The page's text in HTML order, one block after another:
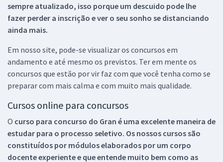
sempre atualizado, isso porque um descuido pode lhe
fazer perder a inscrição e ver o seu sonho se distanciando
ainda mais.
Em nosso site, pode-se visualizar os concursos em
andamento e até mesmo os previstos. Ter em mente os
concursos que estão por vir faz com que você tenha como se
preparar com mais calma e com muito mais qualidade.
Cursos online para concursos
O curso para concurso do Gran é uma excelente maneira de
estudar para o processo seletivo. Os nossos cursos são
constituídos por módulos elaborados por um corpo
docente experiente e que entende muito bem como as